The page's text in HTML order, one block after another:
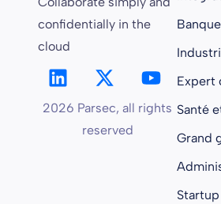
confidentially in the
cloud
2026 Parsec, all rights
reserved
Expert
Santé
Grand
Startup